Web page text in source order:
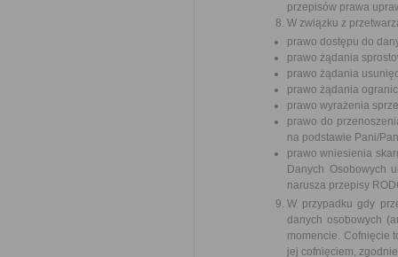
przepisów prawa
W związku z
prawo dostępu do
prawo żądania
prawo żądania
prawo żądania
prawo wyrażenia
prawo do
na podstawie Pani/
prawo wniesienia
Danych Osobowych
narusza przepisy
W przypadku gdy
danych osobowych
momencie. Cofnięcie
jej cofnięciem,